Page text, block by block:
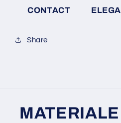
CONTACT
Share